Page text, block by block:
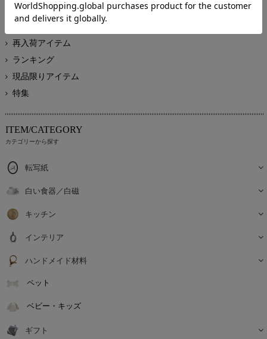
全ての商品
再入荷アイテム
ランキング
現品限りアイテム
特集
ITEM/CATEGORY
カテゴリーから探す
転写紙
白い食器／白磁
キッチン
インテリア
ハンドメイド材料
ペット
ベビー・キッズ
ギフト